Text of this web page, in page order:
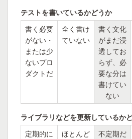
テストを書いているかどうか
書く必要
がない・
または少
ないプロ
ダクトだ
全く書け
ていない
書く文化
がまだ浸
透してお
らず、必
要な分は
書けてい
ない
ライブラリなどを更新しているか
定期的に
ほとんど
不定期だ